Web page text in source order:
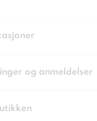
og anmeldelser